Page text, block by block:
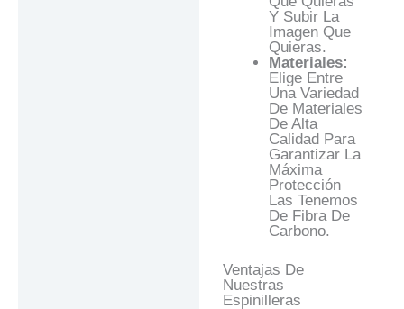
Y Subir La
Imagen Que
Quieras.
Materiales:
Elige Entre
Una Variedad
De Materiales
De Alta
Calidad Para
Garantizar La
Máxima
Protección
Las Tenemos
De Fibra De
Carbono.
Ventajas De
Nuestras
Espinilleras